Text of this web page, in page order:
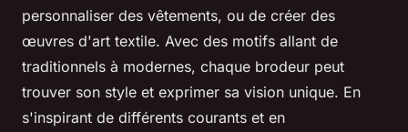
personnaliser des vêtements, ou de créer des
œuvres d'art textile. Avec des motifs allant de
traditionnels à modernes, chaque brodeur peut
trouver son style et exprimer sa vision unique. En
s'inspirant de différents courants et en